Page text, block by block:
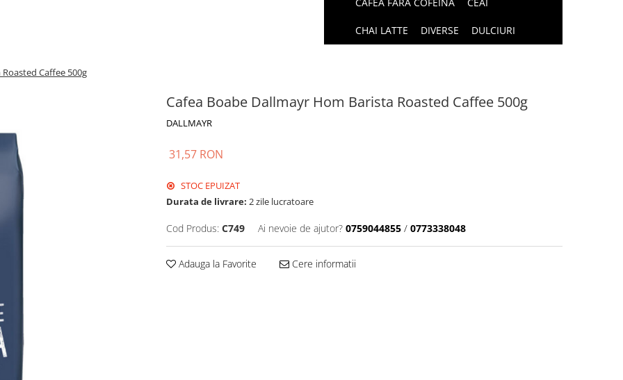
CHAI LATTE DIVERSE DULCIURI
Caffee 500g
Cafea Boabe Dallmayr Hom Barista Roasted Caffee 500g
DALLMAYR
31,57 RON
STOC EPUIZAT
Durata de livrare: 2 zile lucratoare
Cod Produs: C749 Ai nevoie de ajutor? 0759044855 / 0773338048
Adauga la Favorite Cere informatii